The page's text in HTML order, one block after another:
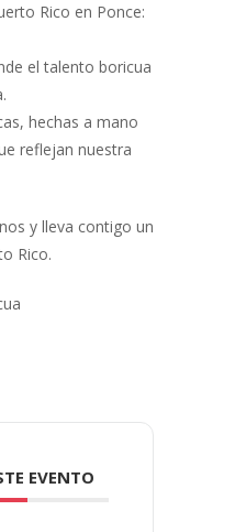
Rico en Ponce:
el talento boricua
hechas a mano
reflejan nuestra
y lleva contigo un
Rico.
EVENTO